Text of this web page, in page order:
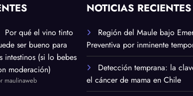
Por qué el vino tinto
ser bueno para
intestinos (si lo bebes
moderación)
maulinaweb
NOTICIAS RECIENTES
Región del Maule bajo
Preventiva por inminente
Detección temprana: la
el cáncer de mama en Chile